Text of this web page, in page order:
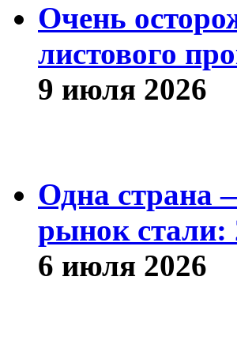
Очень
листового
9 июля 2026
Одна страна
рынок
6 июля 2026